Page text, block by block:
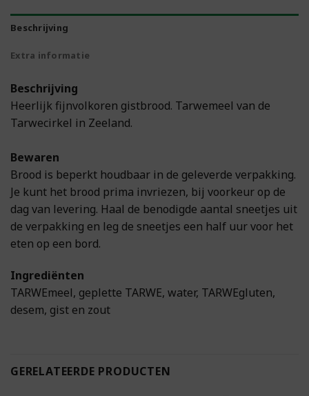
Beschrijving
Extra informatie
Beschrijving
Heerlijk fijnvolkoren gistbrood. Tarwemeel van de
Tarwecirkel in Zeeland.
Bewaren
Brood is beperkt houdbaar in de geleverde verpakking.
Je kunt het brood prima invriezen, bij voorkeur op de
dag van levering. Haal de benodigde aantal sneetjes uit
de verpakking en leg de sneetjes een half uur voor het
eten op een bord.
Ingrediënten
TARWEmeel, geplette TARWE, water, TARWEgluten,
desem, gist en zout
GERELATEERDE PRODUCTEN